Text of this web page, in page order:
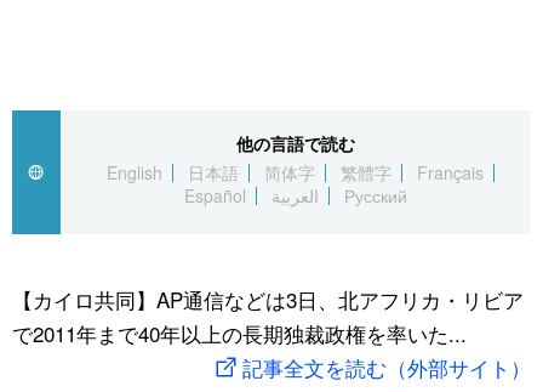
Русский
経済・ビジネス
国際
文化
トップ
アーカイブ
In-depth
Japan Data
動画/Live
スポーツ・東京2020
他の言語で読む
English
日本語 简体字 繁體字
Français
Español
العربية Русский
【カイロ共同】AP通信などは3日、北アフリカ・リビア
で2011年まで40年以上の長期独裁政権を率いた...
記事全文を読む（外部サイト）